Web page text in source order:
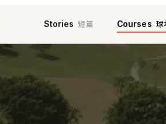
Stories 短篇 Courses 球